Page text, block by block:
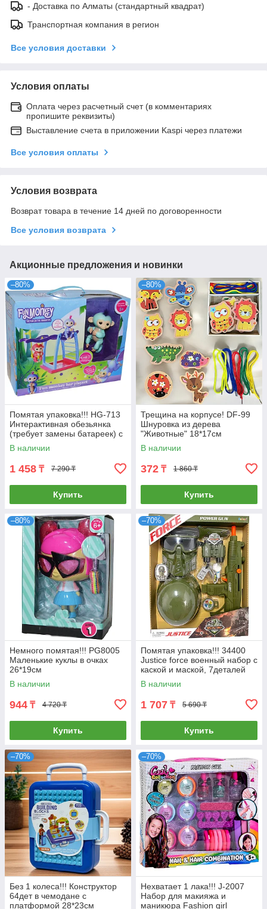
- Доставка по Алматы (стандартный квадрат)
Транспортная компания в регион
Все условия доставки
Условия оплаты
Оплата через расчетный счет (в комментариях
пропишите реквизиты)
Выставление счета в приложении Kaspi через платежи
Все условия оплаты
Условия возврата
Возврат товара в течение 14 дней по договоренности
Все условия возврата
Акционные предложения и новинки
–80%
Помятая упаковка!!! HG-713
Интерактивная обезьянка
(требует замены батареек) с
площадкой для игры 24*31
В наличии
1 458 ₸ 7 290 ₸
Купить
–80%
Трещина на корпусе! DF-99
Шнуровка из дерева
"Животные" 18*17см
В наличии
372 ₸ 1 860 ₸
Купить
–80%
Немного помятая!!! PG8005
Маленькие куклы в очках
26*19см
В наличии
944 ₸ 4 720 ₸
Купить
–70%
Помятая упаковка!!! 34400
Justice force военный набор с
каской и маской, 7деталей
47*38см
В наличии
1 707 ₸ 5 690 ₸
Купить
–70%
Без 1 колеса!!! Конструктор
64дет в чемодане с
платформой 28*23см
–70%
Нехватает 1 лака!!! J-2007
Набор для макияжа и
маникюра Fashion girl